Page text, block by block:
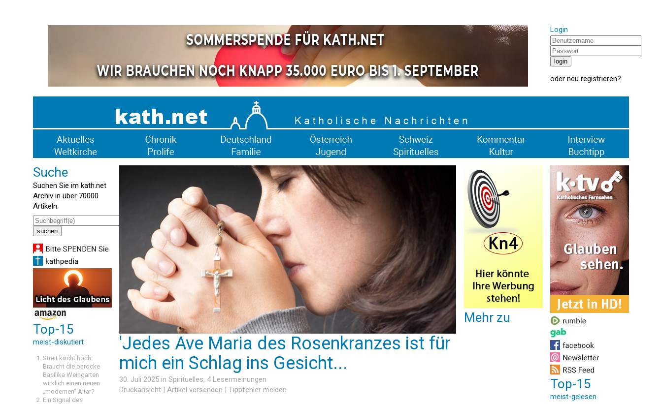
Login
oder neu registrieren?
Suche
Suchen Sie im kath.net
Archiv in über 70000
Artikeln:
Top-15
meist-diskutiert
Streit kocht hoch:
Braucht die barocke
Basilika Weingarten
wirklich einen neuen
„modernen“ Altar?
Ein Signal des
'Jedes Ave Maria des Rosenkranzes ist für
mich ein Schlag ins Gesicht...
30. Juli 2025 in Spirituelles, 4 Lesermeinungen
Druckansicht | Artikel versenden | Tippfehler melden
Mehr zu
Top-15
meist-gelesen